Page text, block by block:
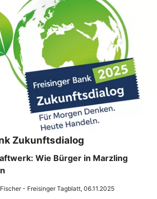
Zukunftsdialog
Wie Bürger in Marzling
- Freisinger Tagblatt, 06.11.2025